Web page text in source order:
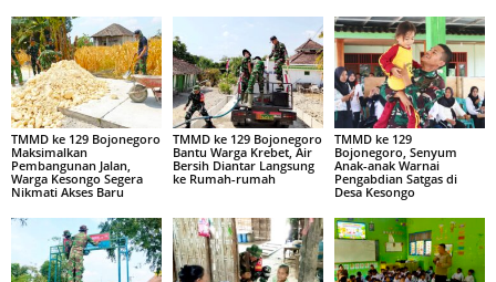
TMMD ke 129 Bojonegoro
Maksimalkan
Pembangunan Jalan,
Warga Kesongo Segera
Nikmati Akses Baru
TMMD ke 129 Bojonegoro
Bantu Warga Krebet, Air
Bersih Diantar Langsung
ke Rumah-rumah
TMMD ke 129
Bojonegoro, Senyum
Anak-anak Warnai
Pengabdian Satgas di
Desa Kesongo